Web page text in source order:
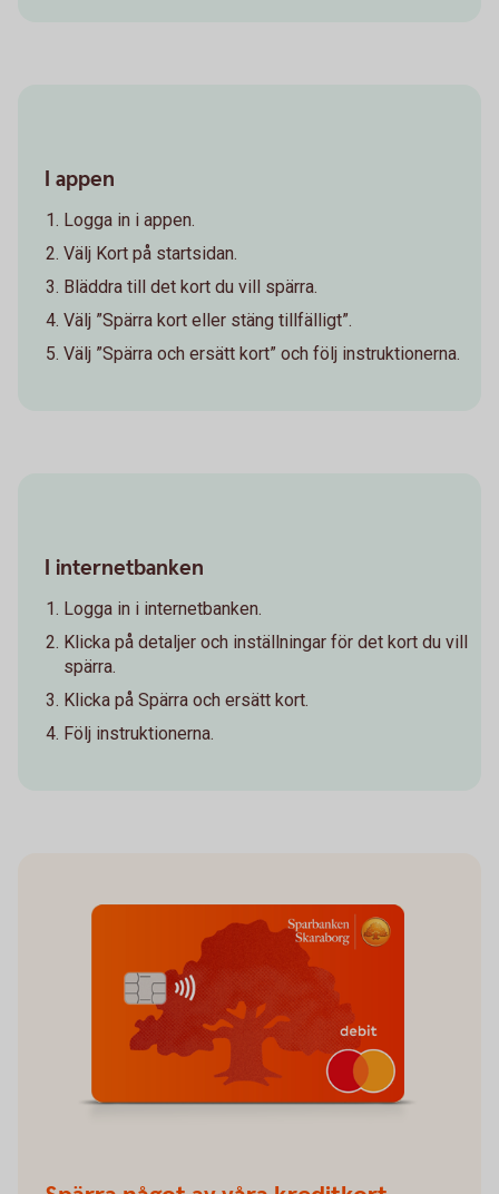
I appen
Logga in i appen.
Välj Kort på startsidan.
Bläddra till det kort du vill spärra.
Välj ”Spärra kort eller stäng tillfälligt”.
Välj ”Spärra och ersätt kort” och följ instruktionerna.
I internetbanken
Logga in i internetbanken.
Klicka på detaljer och inställningar för det kort du vill
spärra.
Klicka på Spärra och ersätt kort.
Följ instruktionerna.